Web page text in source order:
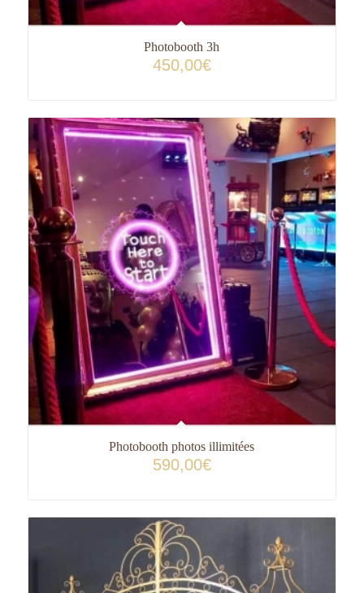
Photobooth 3h
450,00€
Photobooth photos illimitées
590,00€